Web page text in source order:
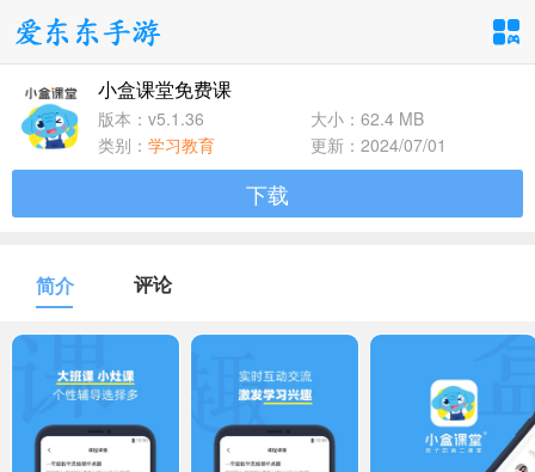
手游分类
卡牌回合
1百+款手游
1百+款手游
1百+款手游
1百+款手游
1百+款手游
音乐舞蹈
儿童教育
小盒课堂免费课
版本：v5.1.36
大小：62.4 MB
类别： 学习教育 更新：2024/07/01
下载
简介 评论